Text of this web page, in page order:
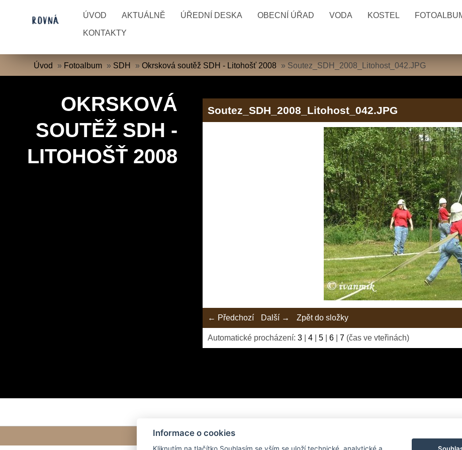
ÚVOD AKTUÁLNĚ ÚŘEDNÍ DESKA OBECNÍ ÚŘAD VODA KOSTEL
KONTAKTY
Úvod » Fotoalbum » SDH »Okrsková soutěž SDH - Litohošť 2008 » Soutez_SDH_2008_Litohost_042.JPG
OKRSKOVÁ
SOUTĚŽ SDH -
LITOHOŠŤ 2008
Soutez_SDH_2008_Litohost_042.JPG
← Předchozí Další → Zpět do složky
Automatické procházení:3 |4 |5 |6 |7 (čas ve vteřinách)
Informace o cookies